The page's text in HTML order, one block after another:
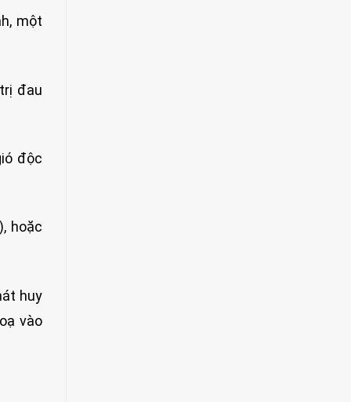
một
đau
độc
hoặc
huy
vào